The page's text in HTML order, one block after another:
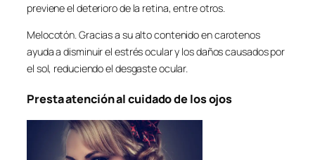
previene el deterioro de la retina, entre otros.
Melocotón. Gracias a su alto contenido en carotenos
ayuda a disminuir el estrés ocular y los daños causados por
el sol, reduciendo el desgaste ocular.
Presta atención al cuidado de los ojos